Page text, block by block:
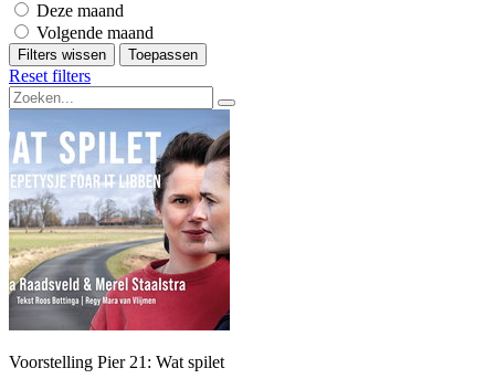
Deze maand
Volgende maand
Filters wissen Toepassen
Reset filters
Voorstelling Pier 21: Wat spilet